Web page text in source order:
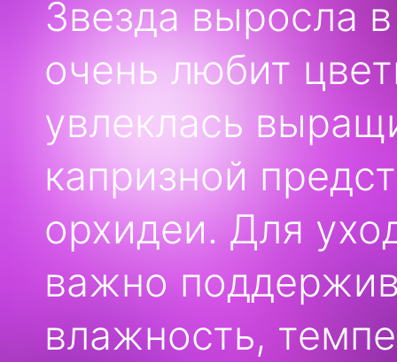
Звезда выросла
очень любит
увлеклась
капризной
орхидеи. Для
важно
влажность,